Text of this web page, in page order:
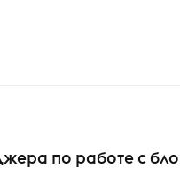
по работе с